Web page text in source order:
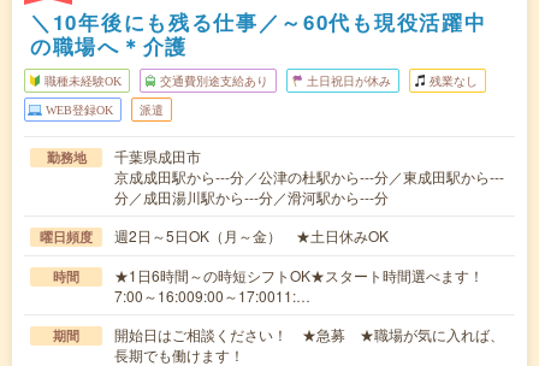
＼10年後にも残る仕事／～60代も現役活躍中
の職場へ＊介護
職種未経験OK 交通費別途支給あり 土日祝日が休み 残業なし
WEB登録OK 派遣
勤務地
千葉県成田市
京成成田駅から---分／公津の杜駅から---分／東成田駅から---
分／成田湯川駅から---分／滑河駅から---分
曜日頻度 週2日～5日OK（月～金） ★土日休みOK
時間
★1日6時間～の時短シフトOK★スタート時間選べます！
7:00～16:009:00～17:0011:…
期間
開始日はご相談ください！ ★急募 ★職場が気に入れば、
長期でも働けます！